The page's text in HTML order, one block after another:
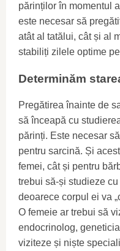
părinților în momentul
este necesar să
atât al tatălui, cât și al
stabiliți zilele optime
Determinăm
Pregătirea înainte de
să înceapă cu
părinți. Este necesar
pentru sarcină. Și
femei, cât și pentru
trebui să-și studieze
deoarece corpul ei va
O femeie ar trebui să
endocrinolog,
viziteze și niște